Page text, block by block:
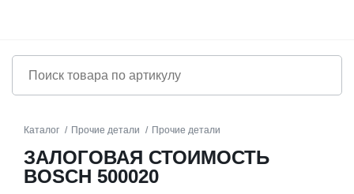
Каталог Прочие детали Прочие детали
ЗАЛОГОВАЯ СТОИМОСТЬ
BOSCH 500020